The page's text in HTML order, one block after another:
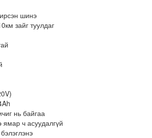
шинэ
зайг туулдаг
нь байгаа
ч асуудалгүй